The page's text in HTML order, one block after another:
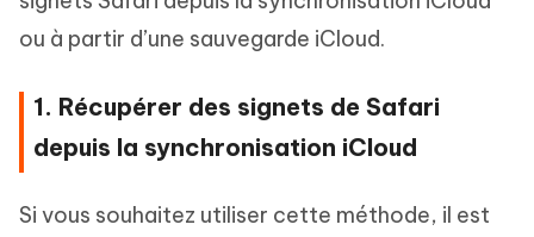
ou à partir d’une sauvegarde iCloud.
1. Récupérer des signets de Safari
depuis la synchronisation iCloud
Si vous souhaitez utiliser cette méthode, il est